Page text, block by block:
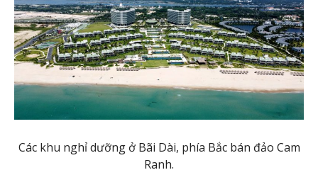
Các khu nghỉ dưỡng ở Bãi Dài, phía Bắc bán đảo Cam
Ranh.